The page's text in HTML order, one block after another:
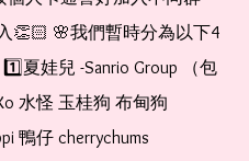
👏🏻 🌸我們暫時分為以下4
夏娃兒 -Sanrio Group （包
水怪 玉桂狗 布甸狗
鴨仔 cherrychums